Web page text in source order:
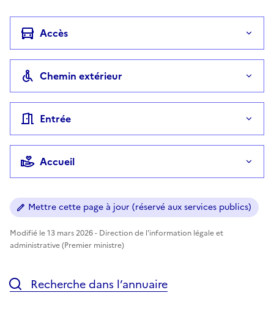
Accès
Chemin extérieur
Entrée
Accueil
Mettre cette page à jour (réservé aux services publics)
Modifié le 13 mars 2026 - Direction de l'information légale et
administrative (Premier ministre)
Recherche dans l’annuaire